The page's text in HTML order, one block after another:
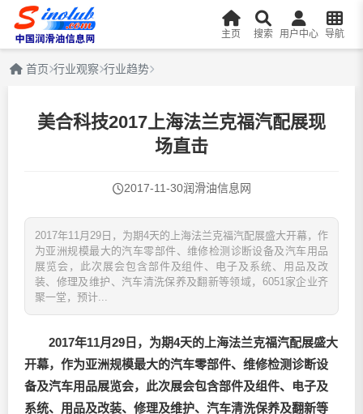
主页 搜索 用户中心 导航
首页 行业观察 行业趋势
美合科技2017上海法兰克福汽配展现
场直击
2017-11-30润滑油信息网
2017年11月29日，为期4天的上海法兰克福汽配展盛大开幕，作
为亚洲规模最大的汽车零部件、维修检测诊断设备及汽车用品
展览会，此次展会包含部件及组件、电子及系统、用品及改
装、修理及维护、汽车清洗保养及翻新等领域，6051家企业齐
聚一堂，预计...
2017年11月29日，为期4天的上海法兰克福汽配展盛大
开幕，作为亚洲规模最大的汽车零部件、维修检测诊断设
备及汽车用品展览会，此次展会包含部件及组件、电子及
系统、用品及改装、修理及维护、汽车清洗保养及翻新等